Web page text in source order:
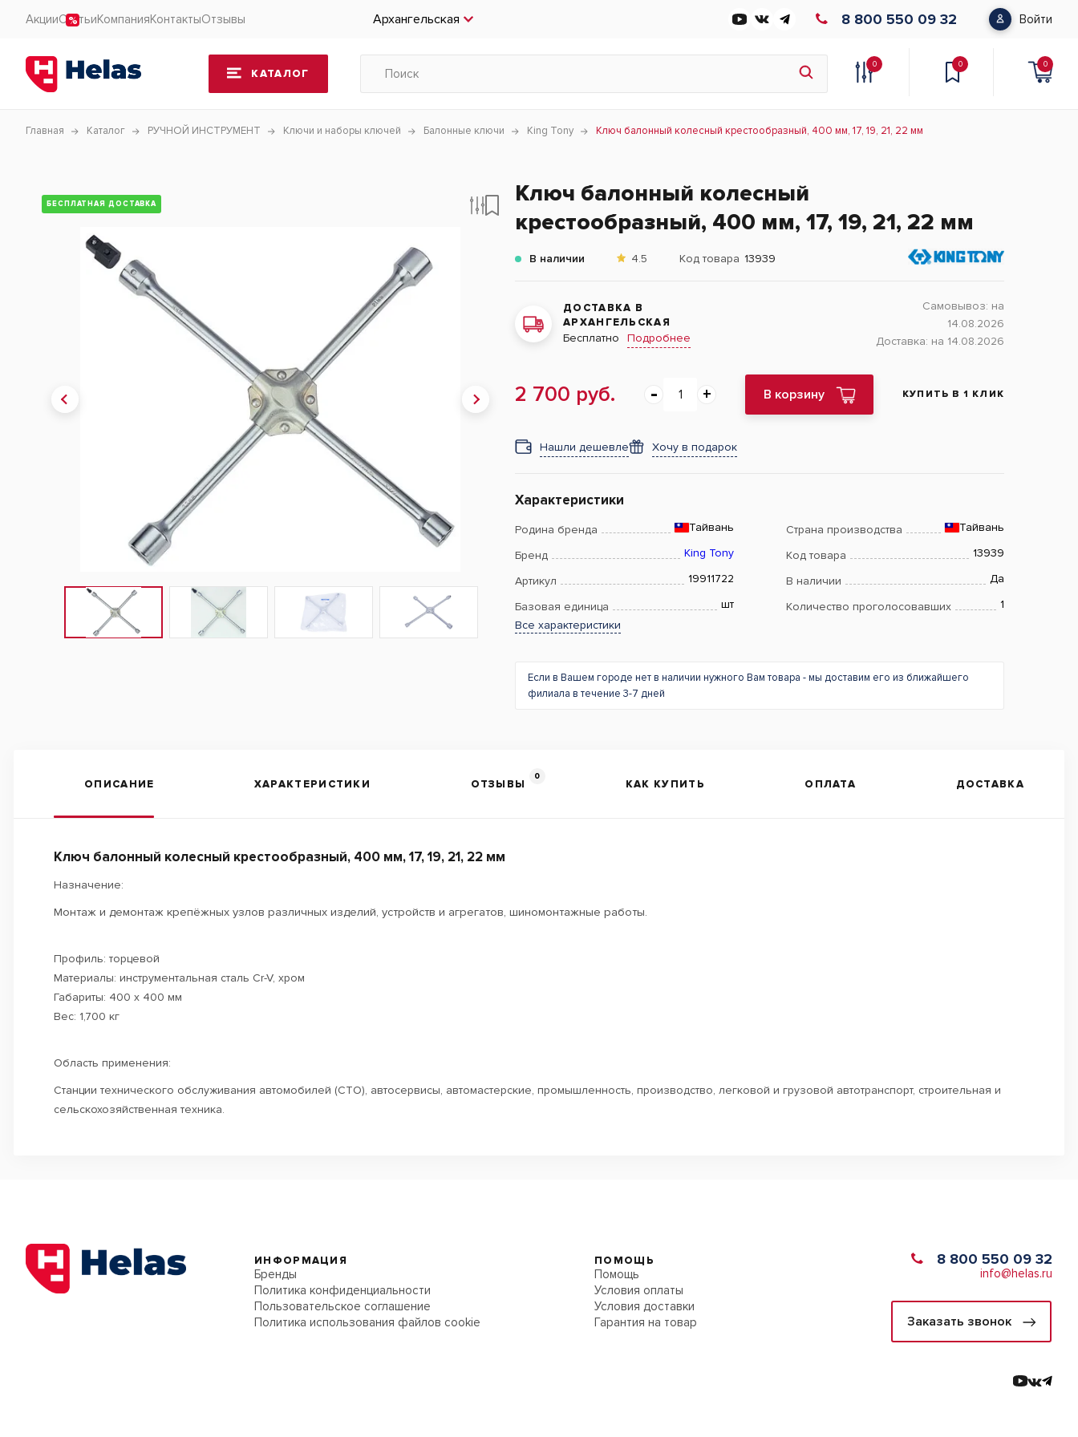
АкцииСтатьиКомпанияКонтактыОтзывы Архангельская 8 800 550 09 32 Войти
КАТАЛОГ
0 0 0
Главная Каталог РУЧНОЙ ИНСТРУМЕНТ Ключи и наборы ключей Балонные ключи King Tony Ключ балонный колесный крестообразный, 400 мм, 17, 19, 21, 22 мм
БЕСПЛАТНАЯ ДОСТАВКА
Ключ балонный колесный
крестообразный, 400 мм, 17, 19, 21, 22 мм
В наличии 4.5 Код товара 13939
ДОСТАВКА В
АРХАНГЕЛЬСКАЯ
Бесплатно Подробнее
Самовывоз: на
14.08.2026
Доставка: на 14.08.2026
2 700 руб. В корзину КУПИТЬ В 1 КЛИК
Нашли дешевле Хочу в подарок
Характеристики
Родина бренда Тайвань Страна производства Тайвань
Бренд King Tony Код товара 13939
Артикул 19911722 В наличии Да
Базовая единица шт Количество проголосовавших
1
Все характеристики
Если в Вашем городе нет в наличии нужного Вам товара - мы доставим его из ближайшего
филиала в течение 3-7 дней
ОПИСАНИЕ ХАРАКТЕРИСТИКИ ОТЗЫВЫ
0
КАК КУПИТЬ ОПЛАТА ДОСТАВКА
Ключ балонный колесный крестообразный, 400 мм, 17, 19, 21, 22 мм
Назначение:
Монтаж и демонтаж крепёжных узлов различных изделий, устройств и агрегатов, шиномонтажные работы.
Профиль: торцевой
Материалы: инструментальная сталь Cr-V, хром
Габариты: 400 х 400 мм
Вес: 1,700 кг
Область применения:
Станции технического обслуживания автомобилей (СТО), автосервисы, автомастерские, промышленность, производство, легковой и грузовой автотранспорт, строительная и
сельскохозяйственная техника.
ИНФОРМАЦИЯ
Бренды
Политика конфиденциальности
Пользовательское соглашение
Политика использования файлов cookie
ПОМОЩЬ
Помощь
Условия оплаты
Условия доставки
Гарантия на товар
8 800 550 09 32
info@helas.ru
Заказать звонок